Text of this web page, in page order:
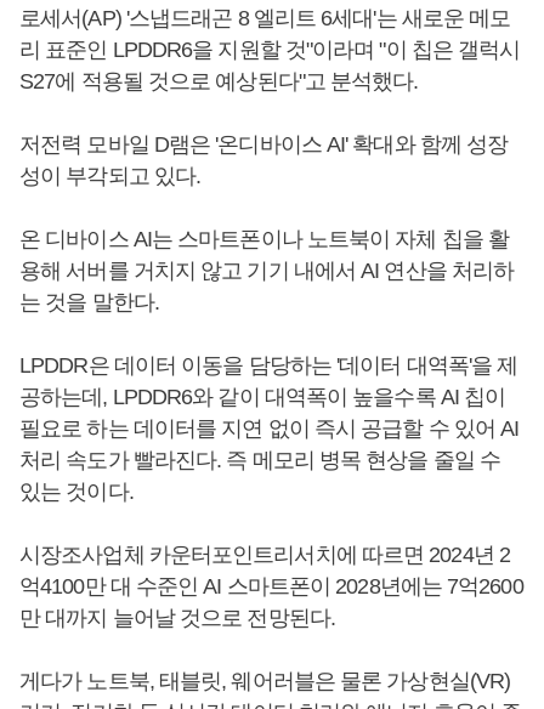
로세서(AP) '스냅드래곤 8 엘리트 6세대'는 새로운 메모
리 표준인 LPDDR6을 지원할 것"이라며 "이 칩은 갤럭시
S27에 적용될 것으로 예상된다"고 분석했다.
저전력 모바일 D램은 '온디바이스 AI' 확대와 함께 성장
성이 부각되고 있다.
온 디바이스 AI는 스마트폰이나 노트북이 자체 칩을 활
용해 서버를 거치지 않고 기기 내에서 AI 연산을 처리하
는 것을 말한다.
LPDDR은 데이터 이동을 담당하는 '데이터 대역폭'을 제
공하는데, LPDDR6와 같이 대역폭이 높을수록 AI 칩이
필요로 하는 데이터를 지연 없이 즉시 공급할 수 있어 AI
처리 속도가 빨라진다. 즉 메모리 병목 현상을 줄일 수
있는 것이다.
시장조사업체 카운터포인트리서치에 따르면 2024년 2
억4100만 대 수준인 AI 스마트폰이 2028년에는 7억2600
만 대까지 늘어날 것으로 전망된다.
게다가 노트북, 태블릿, 웨어러블은 물론 가상현실(VR)